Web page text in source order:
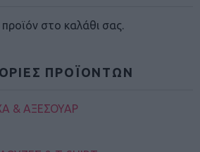
στο καλάθι σας.
ΠΡΟΪΌΝΤΩΝ
& ΑΞΕΣΟΥΑΡ